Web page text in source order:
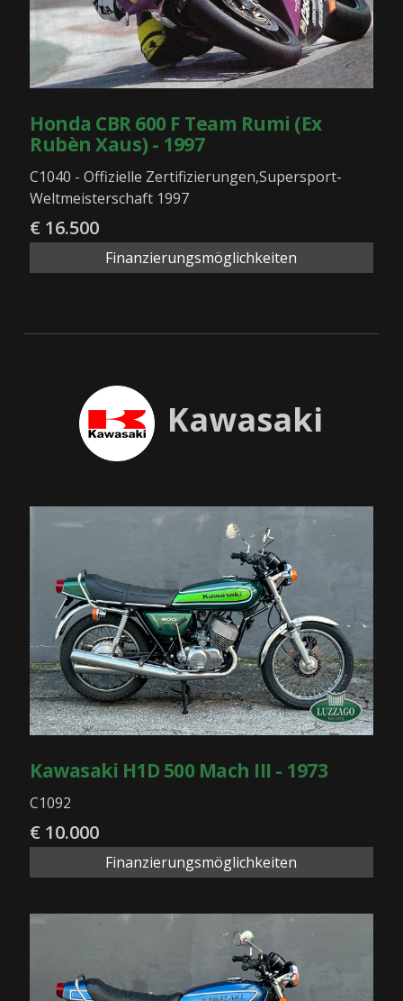
Honda CBR 600 F Team Rumi (Ex
Rubèn Xaus) - 1997
C1040 - Offizielle Zertifizierungen,Supersport-
Weltmeisterschaft 1997
€ 16.500
Finanzierungsmöglichkeiten
Kawasaki
Kawasaki H1D 500 Mach III - 1973
C1092
€ 10.000
Finanzierungsmöglichkeiten